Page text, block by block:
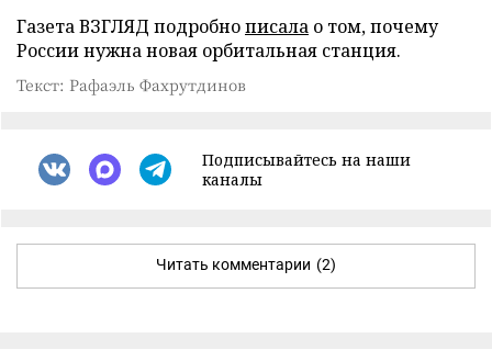
Газета ВЗГЛЯД подробнописала о том, почему
России нужна новая орбитальная станция.
Текст: Рафаэль Фахрутдинов
Подписывайтесь на наши
каналы
Читать комментарии (2)